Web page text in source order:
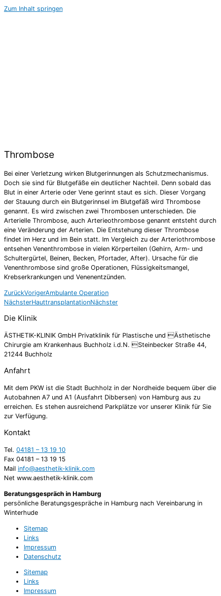
Zum Inhalt springen
Thrombose
Bei einer Verletzung wirken Blutgerinnungen als Schutzmechanismus.
Doch sie sind für Blutgefäße ein deutlicher Nachteil. Denn sobald das
Blut in einer Arterie oder Vene gerinnt staut es sich. Dieser Vorgang
der Stauung durch ein Blutgerinnsel im Blutgefäß wird Thrombose
genannt. Es wird zwischen zwei Thrombosen unterschieden. Die
Arterielle Thrombose, auch Arterieothrombose genannt entsteht durch
eine Veränderung der Arterien. Die Entstehung dieser Thrombose
findet im Herz und im Bein statt. Im Vergleich zu der Arteriothrombose
entsehen Venenthrombose in vielen Körperteilen (Gehirn, Arm- und
Schultergürtel, Beinen, Becken, Pfortader, After). Ursache für die
Venenthrombose sind große Operationen, Flüssigkeitsmangel,
Krebserkrankungen und Venenentzünden.
ZurückVorigerAmbulante Operation
NächsterHauttransplantationNächster
Die Klinik
ÄSTHETIK-KLINIK GmbH Privatklinik für Plastische und Ästhetische
Chirurgie am Krankenhaus Buchholz i.d.N. Steinbecker Straße 44,
21244 Buchholz
Anfahrt
Mit dem PKW ist die Stadt Buchholz in der Nordheide bequem über die
Autobahnen A7 und A1 (Ausfahrt Dibbersen) von Hamburg aus zu
erreichen. Es stehen ausreichend Parkplätze vor unserer Klinik für Sie
zur Verfügung.
Kontakt
Tel. 04181 – 13 19 10
Fax 04181 – 13 19 15
Mail info@aesthetik-klinik.com
Net www.aesthetik-klinik.com
Beratungsgespräch in Hamburg
persönliche Beratungsgespräche in Hamburg nach Vereinbarung in
Winterhude
Sitemap
Links
Impressum
Datenschutz
Sitemap
Links
Impressum